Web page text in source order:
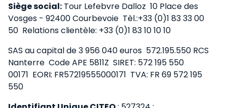
Siège social: Tour Lefebvre Dalloz 10 Place des
Vosges - 92400 Courbevoie Tèl.:+33 (0)1 83 33 00
50 Relations clientèle: +33 (0)1 83 10 10 10
SAS au capital de 3 956 040 euros 572.195.550 RCS
Nanterre Code APE 5811Z SIRET: 572 195 550
00171 EORI: FR57219555000171 TVA: FR 69 572 195
550